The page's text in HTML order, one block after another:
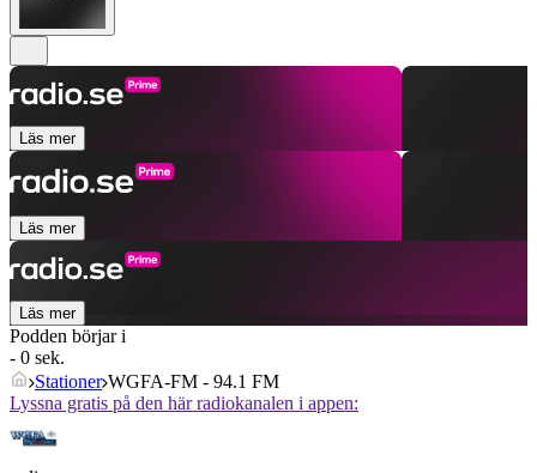
Läs mer
Läs mer
Läs mer
Podden börjar i
- 0 sek.
Stationer WGFA-FM - 94.1 FM
Lyssna gratis på den här radiokanalen i appen: